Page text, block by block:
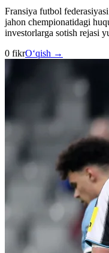
Fransiya futbol
jahon chempionatidagi
investorlarga sotish rejasi
0 fikrO‘qish →